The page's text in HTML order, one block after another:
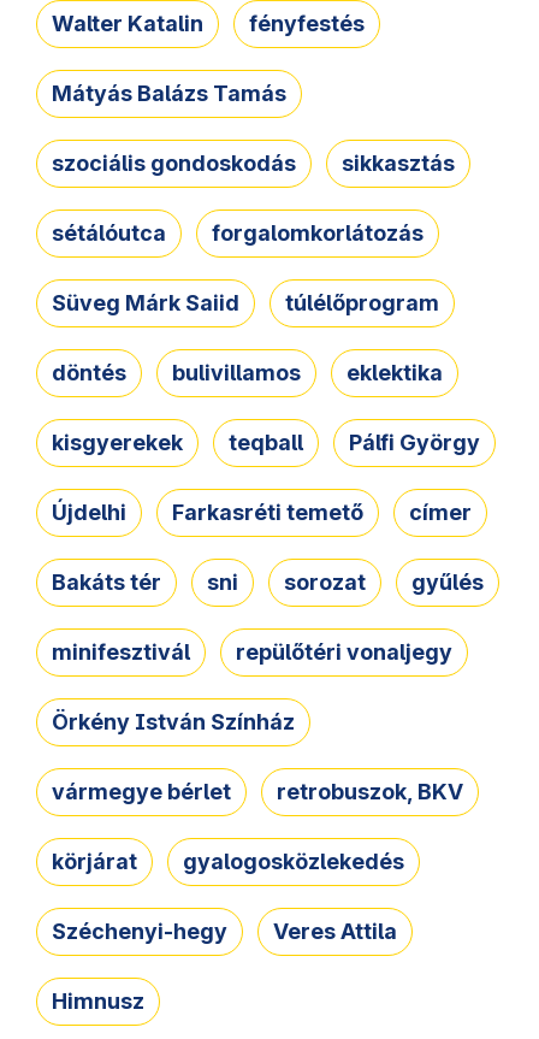
Walter Katalin fényfestés
Mátyás Balázs Tamás
szociális gondoskodás sikkasztás
sétálóutca forgalomkorlátozás
Süveg Márk Saiid túlélőprogram
döntés bulivillamos eklektika
kisgyerekek teqball Pálfi György
Újdelhi Farkasréti temető címer
Bakáts tér sni sorozat gyűlés
minifesztivál repülőtéri vonaljegy
Örkény István Színház
vármegye bérlet retrobuszok, BKV
körjárat gyalogosközlekedés
Széchenyi-hegy Veres Attila
Himnusz